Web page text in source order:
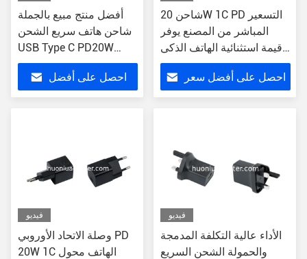
أفضل منتج مبيع بالجملة
شاحن هاتف سريع الشحن
USB Type C PD20W
شاحن جداري عالي الطاقة
لجهاز iPhone 15
احصل على أفضل
شاحن 20W 1C PD التسعير
المباشر من المصنع يوفر
قيمة استثنائية الهاتف الذكي
الشحن الخاص بك وظيفة
الشحن السريع
احصل على أفضل سعر
فيديو
وصلة الاتحاد الأوروبي PD
20W 1C الهاتف محول
فيديو
الأداء عالية التكلفة المدمجة
والحمولة الشحن السريع